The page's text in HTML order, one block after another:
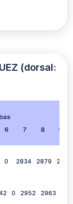
(dorsal:
6 7 8 9
0 2834 2879 2748
0 2952 2963